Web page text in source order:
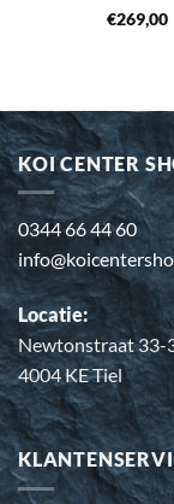
€269,00
KOI CENTER
0344 66 44 60
Locatie:
Newtonstraat 33-
4004 KE Tiel